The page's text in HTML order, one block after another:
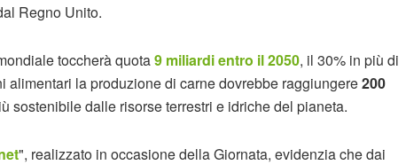
Regno Unito.
toccherà quota9 miliardi entro il 2050, il 30% in più di
alimentari la produzione di carne dovrebbe raggiungere200
sostenibile dalle risorse terrestri e idriche del pianeta.
", realizzato in occasione della Giornata, evidenzia che dai